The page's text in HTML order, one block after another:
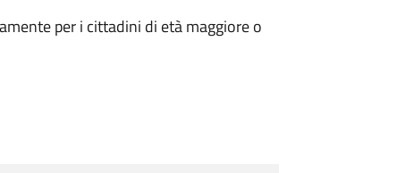
per i cittadini di età maggiore o